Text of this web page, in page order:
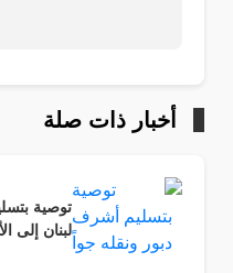
أخبار ذات صلة
توصية
لبنان إلى